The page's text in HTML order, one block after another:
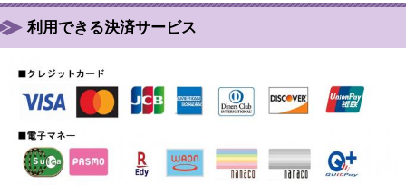
利用できる決済サービス